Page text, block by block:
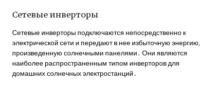
Сетевые инверторы
Сетевые инверторы подключаются непосредственно к
электрической сети и передают в нее избыточную энергию‚
произведенную солнечными панелями․ Они являются
наиболее распространенным типом инверторов для
домашних солнечных электростанций․